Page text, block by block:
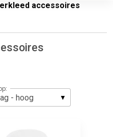
accessoires